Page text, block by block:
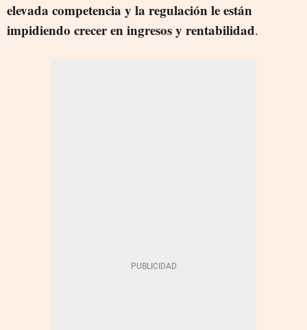
elevada competencia y la regulación le están
impidiendo crecer en ingresos y rentabilidad.